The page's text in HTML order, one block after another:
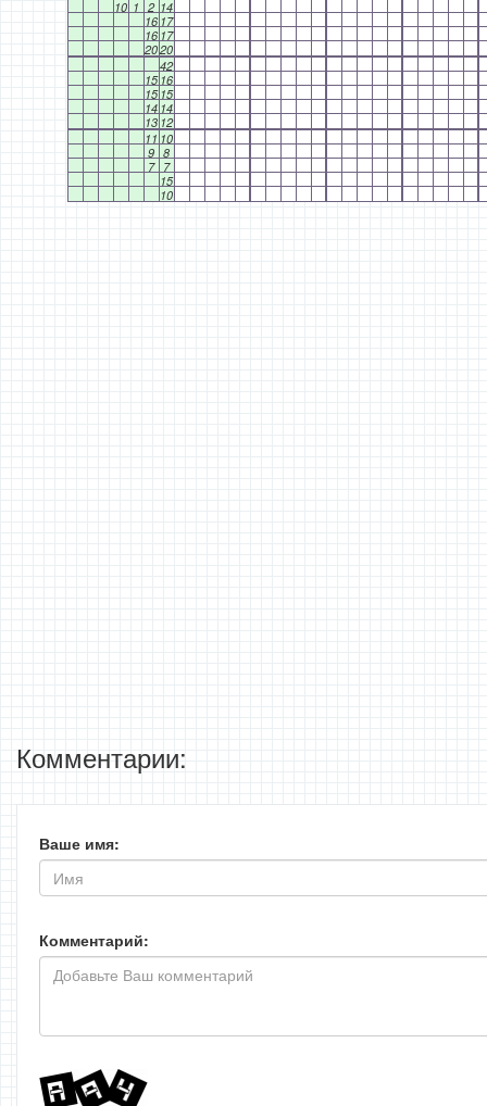
10 1 2 14
16 17
16 17
2020
42
15 16
15 15
14 14
13 12
11 10
9 8
7 7
15
10
Комментарии:
Ваше имя:
Комментарий: